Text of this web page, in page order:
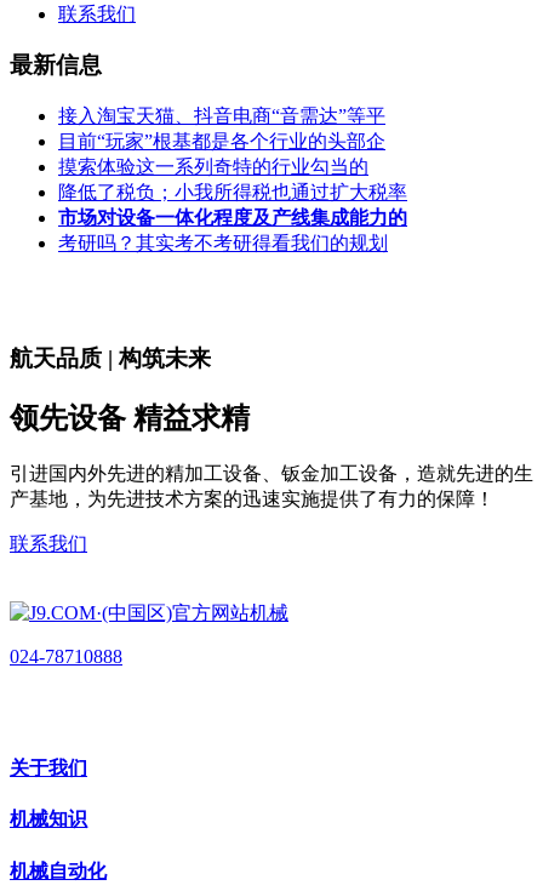
联系我们
最新信息
接入淘宝天猫、抖音电商“音需达”等平
目前“玩家”根基都是各个行业的头部企
摸索体验这一系列奇特的行业勾当的
降低了税负；小我所得税也通过扩大税率
市场对设备一体化程度及产线集成能力的
考研吗？其实考不考研得看我们的规划
航天品质 | 构筑未来
领先设备 精益求精
引进国内外先进的精加工设备、钣金加工设备，造就先进的生
产基地，为先进技术方案的迅速实施提供了有力的保障！
联系我们
024-78710888
关于我们
机械知识
机械自动化